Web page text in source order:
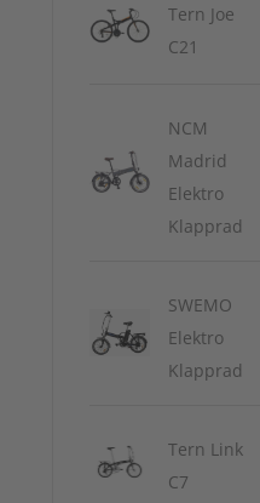
Tern Joe
C21
NCM
Madrid
Elektro
Klapprad
SWEMO
Elektro
Klapprad
Tern Link
C7